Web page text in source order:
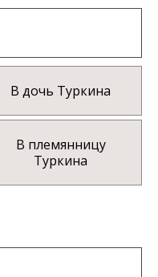
В дочь Туркина
В племянницу
Туркина